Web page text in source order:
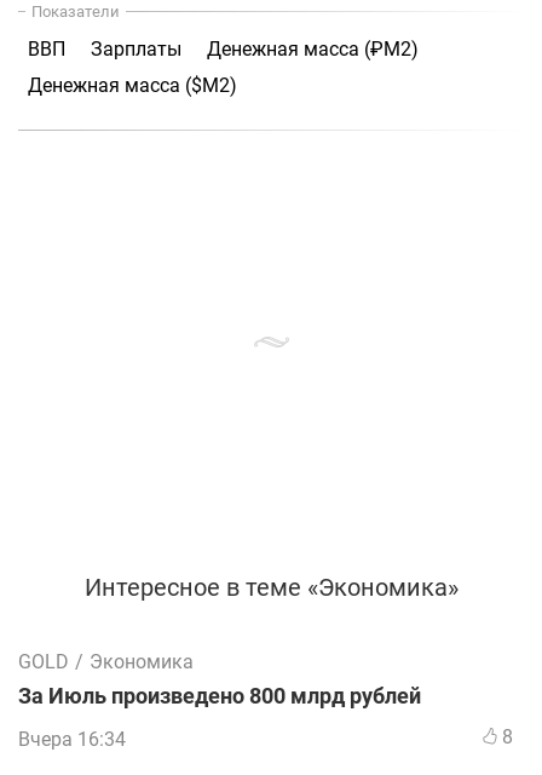
Показатели
ВВП Зарплаты
Денежная масса (₽М2)
Денежная масса ($М2)
Интересное в теме «Экономика»
GOLD / Экономика
За Июль произведено 800 млрд рублей
Вчера 16:34 8